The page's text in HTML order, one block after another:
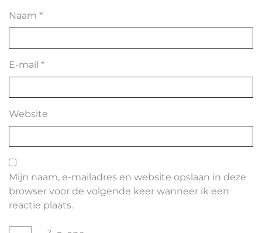
Naam *
E-mail *
Website
Mijn naam, e-mailadres en website opslaan in deze
browser voor de volgende keer wanneer ik een
reactie plaats.